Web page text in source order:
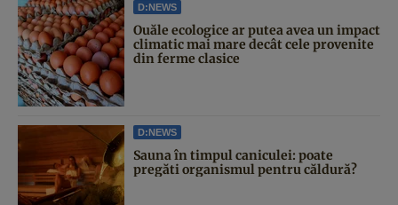
D:NEWS
Ouăle ecologice ar putea avea un impact
climatic mai mare decât cele provenite
din ferme clasice
D:NEWS
Sauna în timpul caniculei: poate
pregăti organismul pentru căldură?